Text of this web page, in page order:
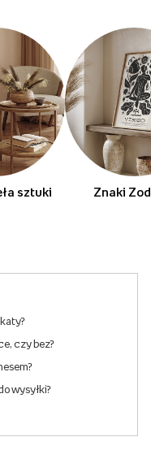
sztuki Znaki
czy bez?
wysyłki?